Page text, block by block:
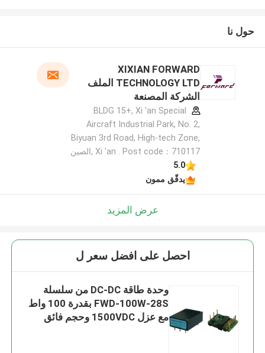
حول نا
XIXIAN FORWARD
TECHNOLOGY LTD الملف
الشركة المصنعة
BLDG 15+, Xi 'an Special
Aircraft Industrial Park, No. 2,
Biyuan 3rd Road, High-tech Zone,
Xi 'an . Post code：710117 ,الصين
5.0
يدقّق ممون
عرض المزيد
احصل على افضل سعر ل
وحدة طاقة DC-DC من سلسلة
FWD-100W-28S بقدرة 100 واط
مع عزل 1500VDC وحجم فائق